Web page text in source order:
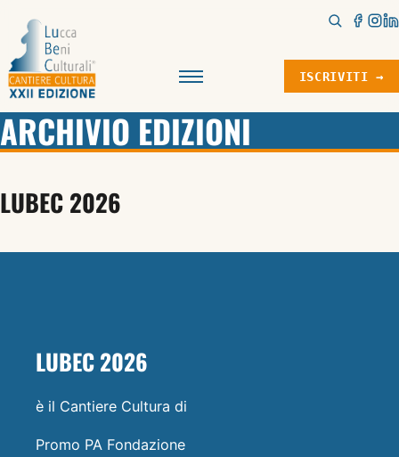
Menu
ISCRIVITI →
ARCHIVIO EDIZIONI
LUBEC 2026
LUBEC 2026
è il Cantiere Cultura di
Promo PA Fondazione